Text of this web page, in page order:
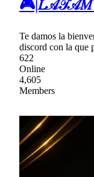
🎮|𝐿𝒜𝒯𝒜𝑀
Te damos la
discord con la que
622
Online
4,605
Members